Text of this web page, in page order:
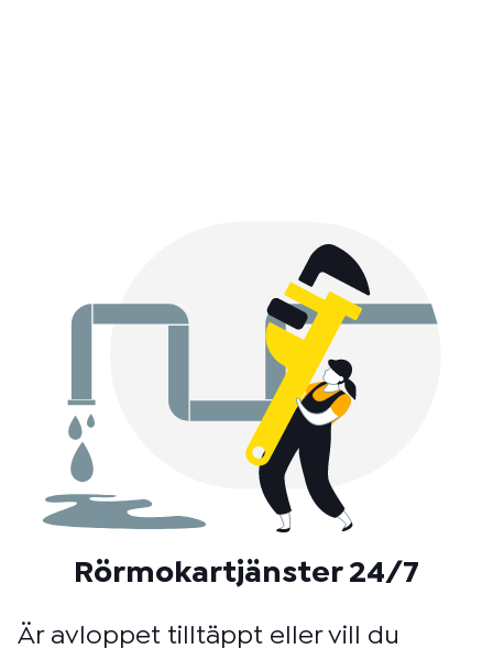
Rörmokartjänster 24/7
Är avloppet tilltäppt eller vill du